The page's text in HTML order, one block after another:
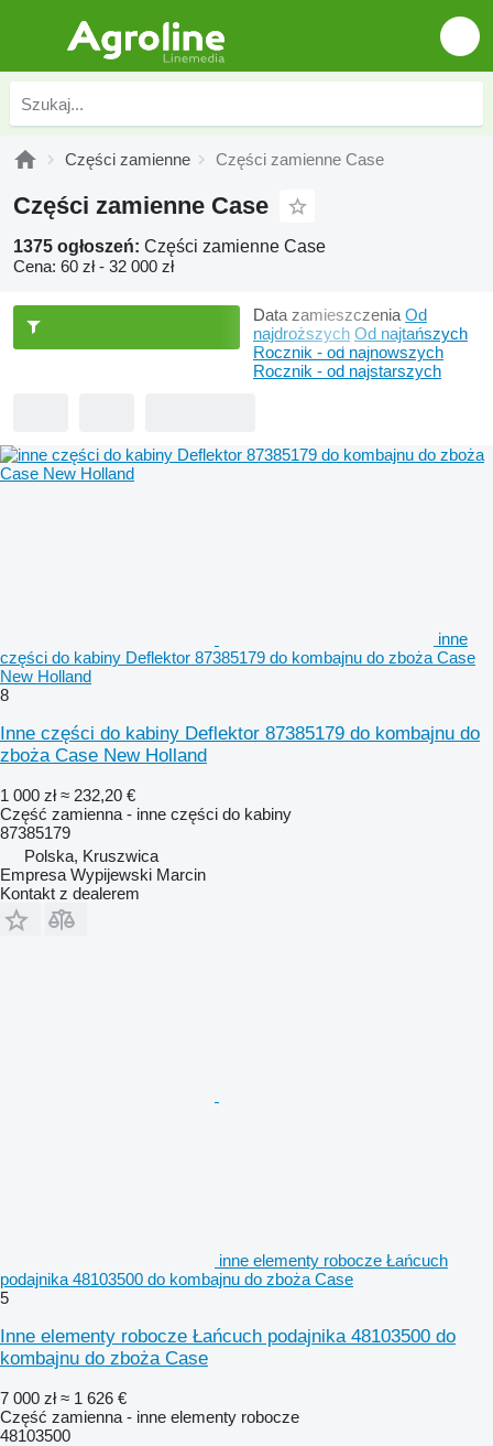
Części zamienne Części zamienne Case
Części zamienne Case
1375 ogłoszeń: Części zamienne Case
Cena: 60 zł - 32 000 zł
Data zamieszczenia Od
najdroższych Od najtańszych
Rocznik - od najnowszych
Rocznik - od najstarszych
inne
części do kabiny Deflektor 87385179 do kombajnu do zboża Case
New Holland
8
Inne części do kabiny Deflektor 87385179 do kombajnu do
zboża Case New Holland
1 000 zł ≈ 232,20 €
Część zamienna - inne części do kabiny
87385179
Polska, Kruszwica
Empresa Wypijewski Marcin
Kontakt z dealerem
inne elementy robocze Łańcuch
podajnika 48103500 do kombajnu do zboża Case
5
Inne elementy robocze Łańcuch podajnika 48103500 do
kombajnu do zboża Case
7 000 zł ≈ 1 626 €
Część zamienna - inne elementy robocze
48103500